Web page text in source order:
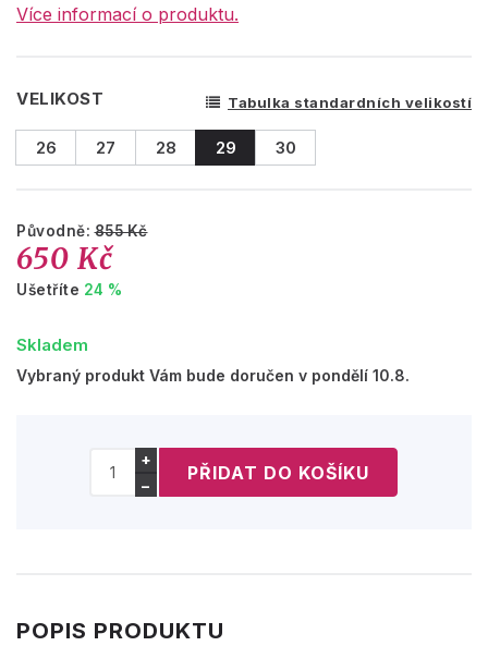
Více informací o produktu.
VELIKOST Tabulka standardních velikostí
26 27 28 29 30
Původně:855 Kč
650 Kč
Ušetříte 24 %
Skladem
Vybraný produkt Vám bude doručen v pondělí 10.8.
+
−
POPIS PRODUKTU